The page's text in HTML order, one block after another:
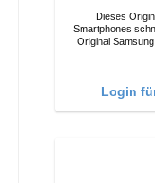
Dieses
Smartphones
Original Samsung
Login